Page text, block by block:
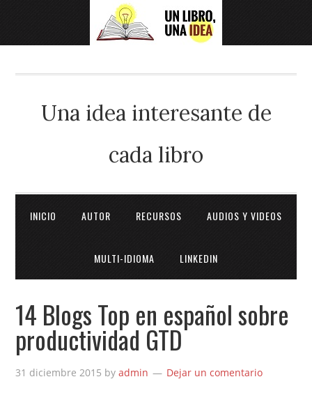
Una idea interesante de
cada libro
INICIO AUTOR RECURSOS AUDIOS Y VIDEOS
MULTI-IDIOMA LINKEDIN
14 Blogs Top en español sobre
productividad GTD
31 diciembre 2015 byadmin Dejar un comentario